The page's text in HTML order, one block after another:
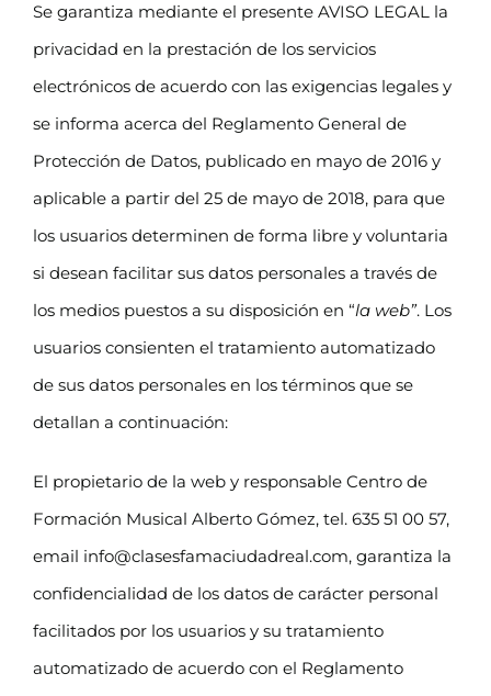
Se garantiza mediante el presente AVISO LEGAL la
privacidad en la prestación de los servicios
electrónicos de acuerdo con las exigencias legales y
se informa acerca del Reglamento General de
Protección de Datos, publicado en mayo de 2016 y
aplicable a partir del 25 de mayo de 2018, para que
los usuarios determinen de forma libre y voluntaria
si desean facilitar sus datos personales a través de
los medios puestos a su disposición en “la web”. Los
usuarios consienten el tratamiento automatizado
de sus datos personales en los términos que se
detallan a continuación:
El propietario de la web y responsable Centro de
Formación Musical Alberto Gómez, tel. 635 51 00 57,
email info@clasesfamaciudadreal.com, garantiza la
confidencialidad de los datos de carácter personal
facilitados por los usuarios y su tratamiento
automatizado de acuerdo con el Reglamento